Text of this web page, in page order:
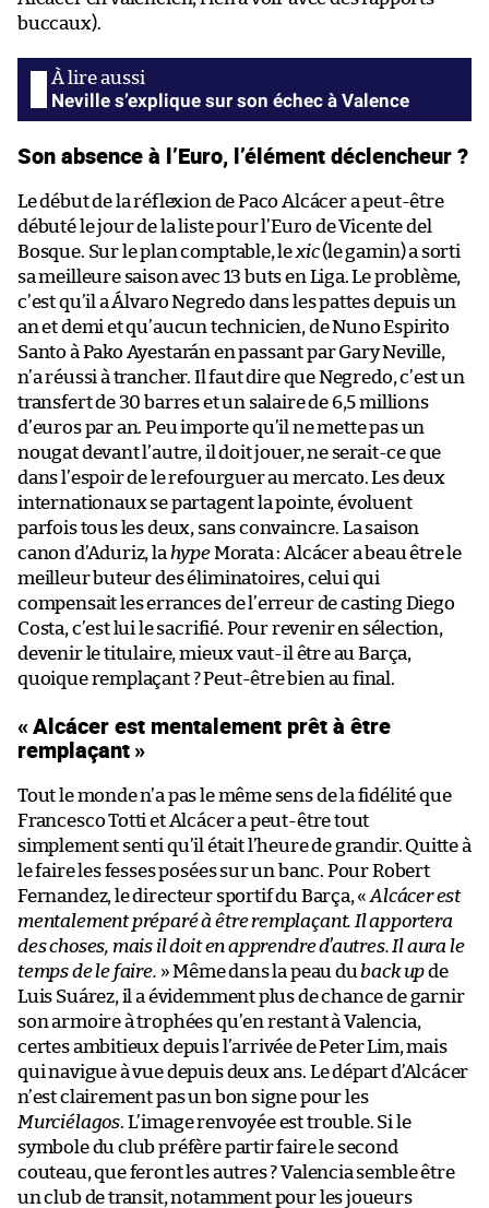
buccaux).
Neville s’explique sur son échec à Valence
Son absence à l’Euro, l’élément déclencheur ?
Le début de la réflexion de Paco Alcácer a peut-être
débuté le jour de la liste pour l’Euro de Vicente del
Bosque. Sur le plan comptable, lexic(le gamin) a sorti
sa meilleure saison avec 13 buts en Liga. Le problème,
c’est qu’il a Álvaro Negredo dans les pattes depuis un
an et demi et qu’aucun technicien, de Nuno Espirito
Santo à Pako Ayestarán en passant par Gary Neville,
n’a réussi à trancher. Il faut dire que Negredo, c’est un
transfert de 30 barres et un salaire de 6,5 millions
d’euros par an. Peu importe qu’il ne mette pas un
nougat devant l’autre, il doit jouer, ne serait-ce que
dans l’espoir de le refourguer au mercato. Les deux
internationaux se partagent la pointe, évoluent
parfois tous les deux, sans convaincre. La saison
canon d’Aduriz, la hypeMorata : Alcácer a beau être le
meilleur buteur des éliminatoires, celui qui
compensait les errances de l’erreur de casting Diego
Costa, c’est lui le sacrifié. Pour revenir en sélection,
devenir le titulaire, mieux vaut-il être au Barça,
quoique remplaçant ? Peut-être bien au final.
« Alcácer est mentalement prêt à être
remplaçant »
Tout le monde n’a pas le même sens de la fidélité que
Francesco Totti et Alcácer a peut-être tout
simplement senti qu’il était l’heure de grandir. Quitte à
le faire les fesses posées sur un banc. Pour Robert
Fernandez, le directeur sportif du Barça, «Alcácer est
mentalement préparé à être remplaçant. Il apportera
des choses, mais il doit en apprendre d’autres. Il aura le
temps de le faire. » Même dans la peau du back upde
Luis Suárez, il a évidemment plus de chance de garnir
son armoire à trophées qu’en restant à Valencia,
certes ambitieux depuis l’arrivée de Peter Lim, mais
qui navigue à vue depuis deux ans. Le départ d’Alcácer
n’est clairement pas un bon signe pour les
Murciélagos. L’image renvoyée est trouble. Si le
symbole du club préfère partir faire le second
couteau, que feront les autres ? Valencia semble être
un club de transit, notamment pour les joueurs